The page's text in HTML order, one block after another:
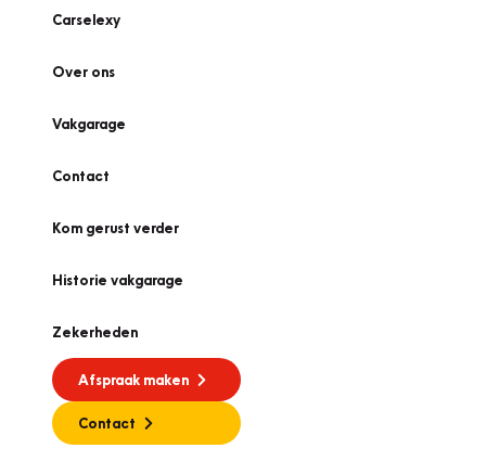
Carselexy
Over ons
Vakgarage
Contact
Kom gerust verder
Historie vakgarage
Zekerheden
Afspraak maken
Contact